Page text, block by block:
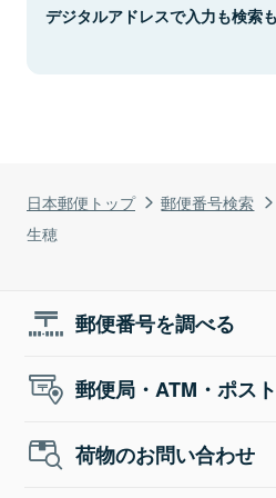
日本郵便トップ 郵便番号検索
生穂
デジタルアドレスで入力も検索
郵便番号を調べる
郵便局・ATM・ポス
荷物のお問い合わせ